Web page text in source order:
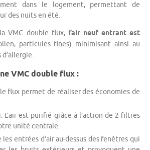
dans le logement, permettant de
des nuits en été.
VMC double flux, l’air neuf entrant est
particules fines) minimisant ainsi au
d’allergie.
VMC double flux :
flux permet de réaliser des économies de
L’air est purifié grâce à l’action de 2 filtres
unité centrale.
les entrées d’air au-dessus des fenêtres qui